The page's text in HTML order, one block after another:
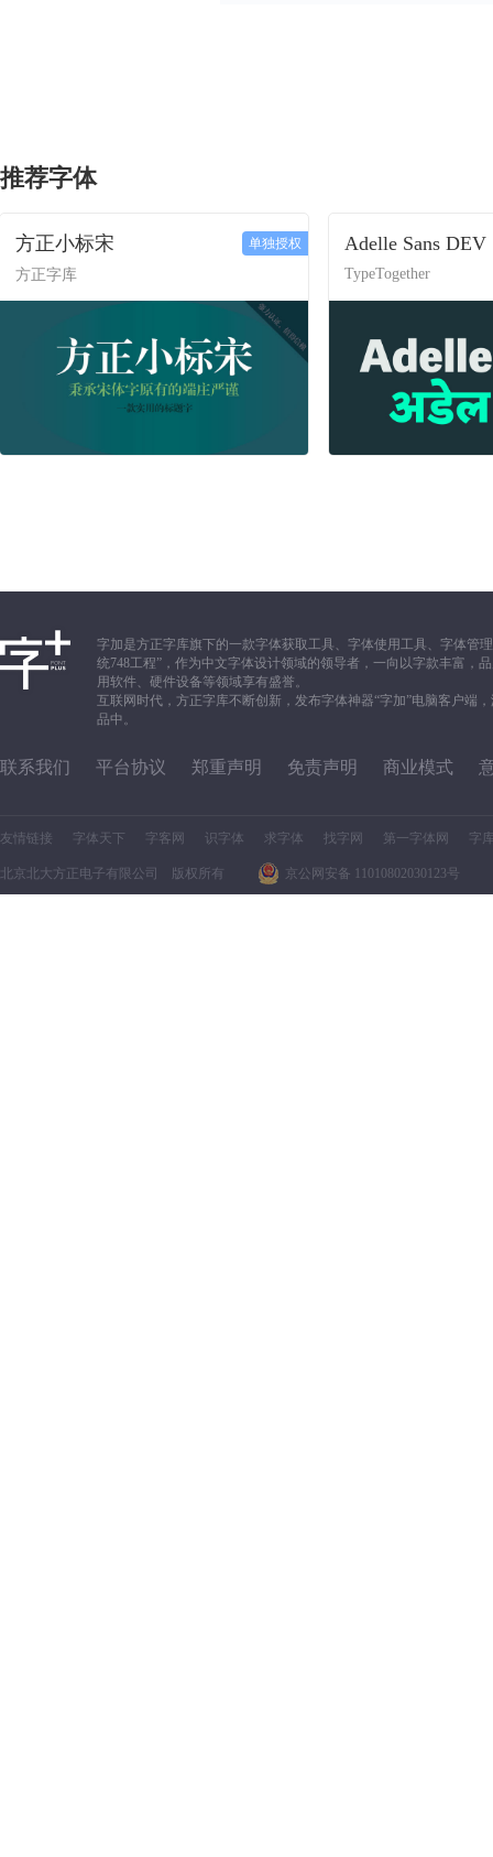
推荐字体
方正小标宋
方正字库
单独授权 Adelle Sans DEV
TypeTogether
字加是方正字库旗下的一款字体获取工具、字体使用工具、字体管
统748工程”，作为中文字体设计领域的领导者，一向以字款丰富，
用软件、硬件设备等领域享有盛誉。
互联网时代，方正字库不断创新，发布字体神器“字加”电脑客户端
品中。
联系我们 平台协议 郑重声明 免责声明 商业模式
友情链接 字体天下 字客网 识字体 求字体 找字网 第一字体网 字
北京北大方正电子有限公司 版权所有 京公网安备 11010802030123号